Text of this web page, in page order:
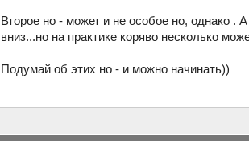
Второе но - может и не особое но, однако .
вниз...но на практике коряво несколько
Подумай об этих но - и можно начинать))